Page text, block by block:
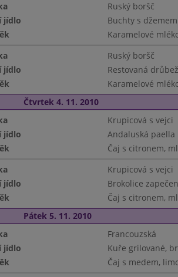
Ruský boršč
jídlo
Buchty s
Karamelové
Ruský boršč
jídlo
Restovaná
Karamelové
Čtvrtek 4. 11. 2010
Krupicová s vejci
jídlo
Andaluská paella
Čaj s citronem,
Krupicová s vejci
jídlo
Brokolice
Čaj s citronem,
Pátek 5. 11. 2010
Francouzská
jídlo
Kuře grilované,
Čaj s medem,